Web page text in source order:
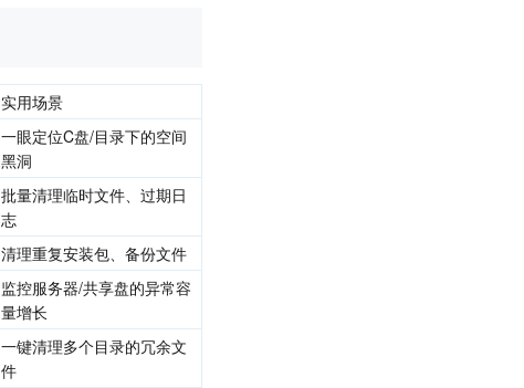
实用场景
一眼定位C盘/目录下的空间
黑洞
批量清理临时文件、过期日
志
清理重复安装包、备份文件
监控服务器/共享盘的异常容
量增长
一键清理多个目录的冗余文
件